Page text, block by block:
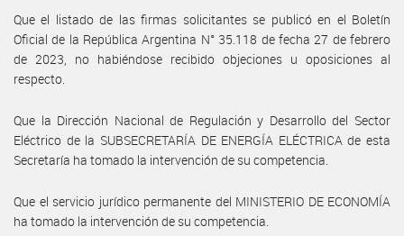
Que el listado de las firmas solicitantes se publicó en el Boletín
Oficial de la República Argentina N° 35.118 de fecha 27 de febrero
de 2023, no habiéndose recibido objeciones u oposiciones al
respecto.
Que la Dirección Nacional de Regulación y Desarrollo del Sector
Eléctrico de la SUBSECRETARÍA DE ENERGÍA ELÉCTRICA de esta
Secretaría ha tomado la intervención de su competencia.
Que el servicio jurídico permanente del MINISTERIO DE ECONOMÍA
ha tomado la intervención de su competencia.